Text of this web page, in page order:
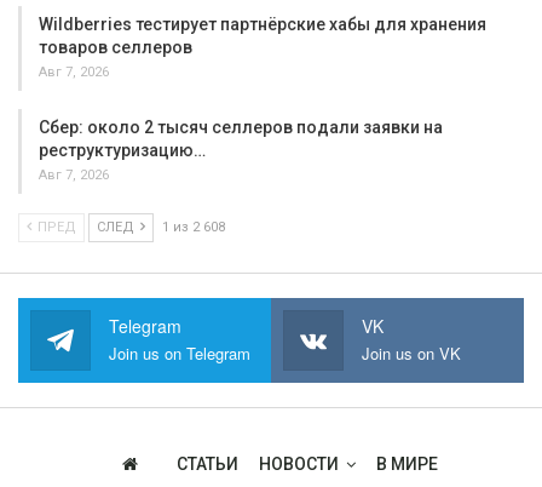
Wildberries тестирует партнёрские хабы для хранения
товаров селлеров
Авг 7, 2026
Сбер: около 2 тысяч селлеров подали заявки на
реструктуризацию…
Авг 7, 2026
ПРЕД СЛЕД 1 из 2 608
Telegram
Join us on Telegram
VK
Join us on VK
СТАТЬИ НОВОСТИ В МИРЕ